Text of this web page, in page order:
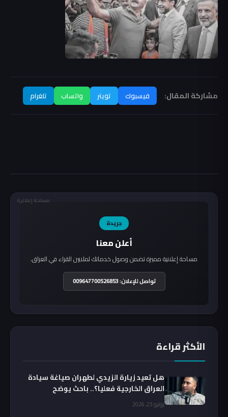
مشاركة المقال: فيسبوك تويتر واتساب تلغرام
مساحة إعلانية
جريدة
أعلن معنا
مساحة إعلانية مميزة تضمن وصول خدماتك لملايين القراء في العراق.
تواصل للإعلان: 009647700526853
الأكثر قراءة
هل تعيد زيارة الزيدي لطهران صياغة سيادة
العراق الخارجية فعليا؟.. باحث يوضح
يوليو 23, 2026